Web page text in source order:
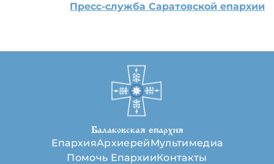
Пресс-служба Саратовской епархии
Балаковская епархия
ЕпархияАрхиерейМультимедиа
Помочь ЕпархииКонтакты